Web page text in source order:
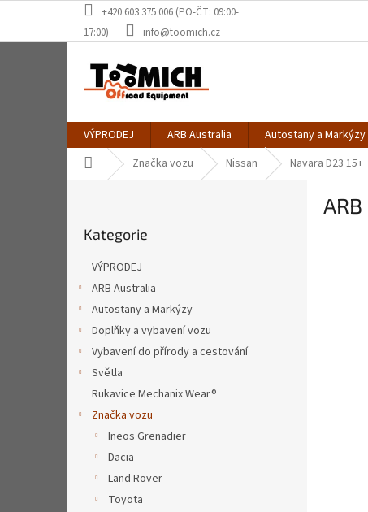
obsah
+420 603 375 006 (PO-ČT: 09:00-
17:00)
info@toomich.cz
VÝPRODEJ ARB Australia Autostany a Markýzy
Domů Značka vozu Nissan Navara D23 15+
kategorie
Kategorie
VÝPRODEJ
ARB Australia
Autostany a Markýzy
Doplňky a vybavení vozu
Vybavení do přírody a cestování
Světla
Rukavice Mechanix Wear®
Značka vozu
Ineos Grenadier
Dacia
Land Rover
Toyota